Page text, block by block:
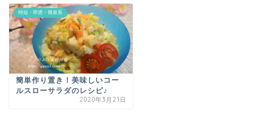
時短・即席・簡単系
簡単作り置き！美味しいコー
ルスローサラダのレシピ♪
2020年3月21日